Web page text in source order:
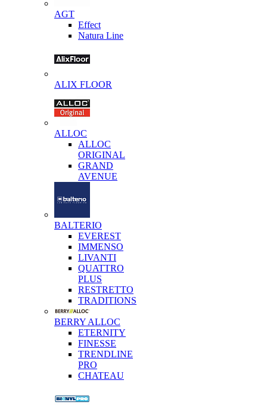
AGT
Effect
Natura Line
ALIX FLOOR
ALLOC
ALLOC
ORIGINAL
GRAND
AVENUE
BALTERIO
EVEREST
IMMENSO
LIVANTI
QUATTRO
PLUS
RESTRETTO
TRADITIONS
BERRY ALLOC
ETERNITY
FINESSE
TRENDLINE
PRO
CHATEAU